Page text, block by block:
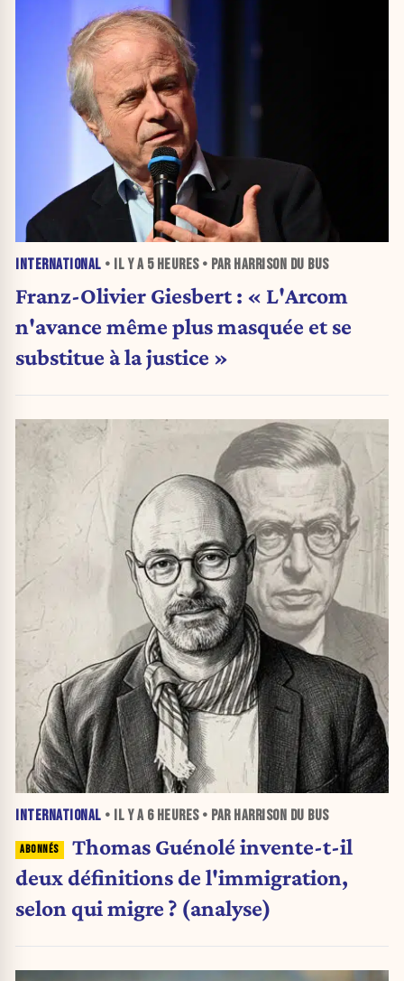
INTERNATIONAL • IL Y A 5 HEURES• PAR HARRISON DU BUS
Franz-Olivier Giesbert : « L'Arcom
n'avance même plus masquée et se
substitue à la justice »
INTERNATIONAL • IL Y A 6 HEURES• PAR HARRISON DU BUS
Thomas Guénolé invente-t-il
deux définitions de l'immigration,
selon qui migre ? (analyse)